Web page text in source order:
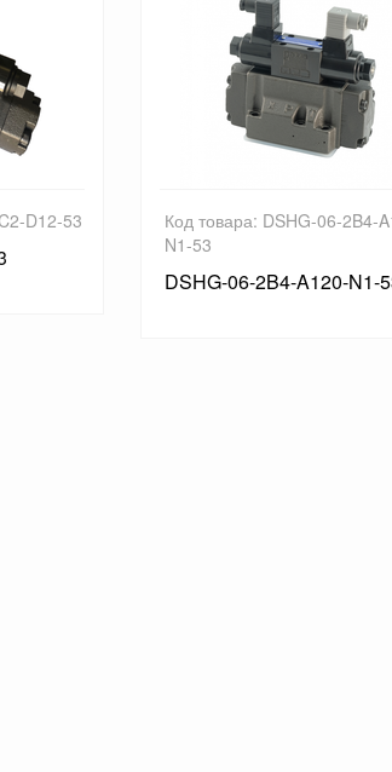
D12-53
Код товара: DSHG-06-2B4-
N1-53
DSHG-06-2B4-A120-N1-